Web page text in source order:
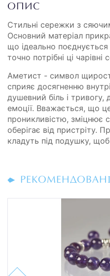
ОПИС
Стильні сережки з
Основний матеріал
що ідеально
точно потрібні ці чарівні
Аметист - символ
сприяє досягненню
душевний біль і
емоції. Вважається, що
проникливістю, зміцнює
оберігає від пристріту.
кладуть під подушку,